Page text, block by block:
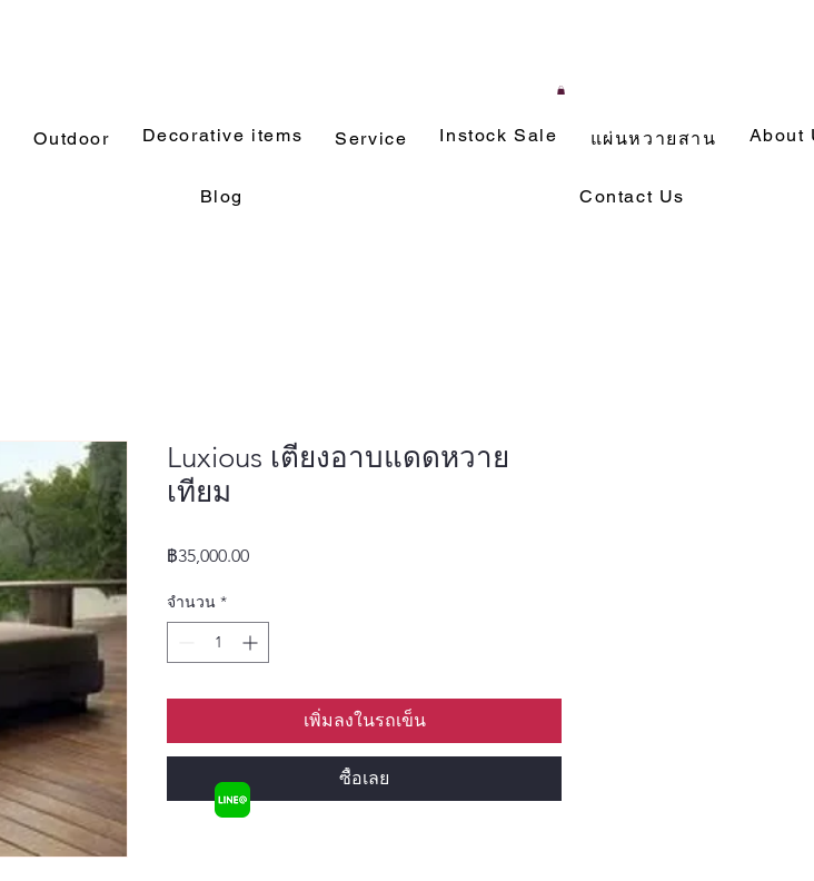
Outdoor Decorative items Service Instock Sale แผ่นหวายสาน About
Blog Contact Us
Luxious เตียงอาบแดดหวาย
เทียม
฿35,000.00ราคา
จำนวน *
เพิ่มลงในรถเข็น
ซื้อเลย